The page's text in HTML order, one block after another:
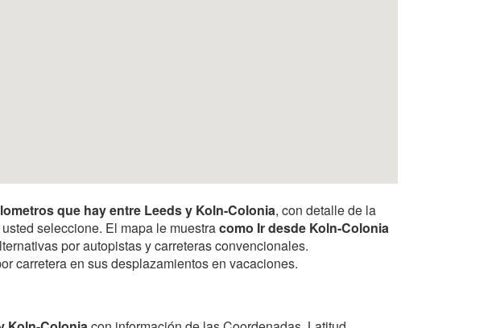
que hay entre Leeds y Koln-Colonia, con detalle de la
seleccione. El mapa le muestracomo Ir desde Koln-Colonia
por autopistas y carreteras convencionales.
carretera en sus desplazamientos en vacaciones.